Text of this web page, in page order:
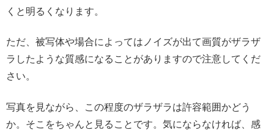
くと明るくなります。
ただ、被写体や場合によってはノイズが出て画質がザラザ
ラしたような質感になることがありますので注意してくだ
さい。
写真を見ながら、この程度のザラザラは許容範囲かどう
か。そこをちゃんと見ることです。気にならなければ、感